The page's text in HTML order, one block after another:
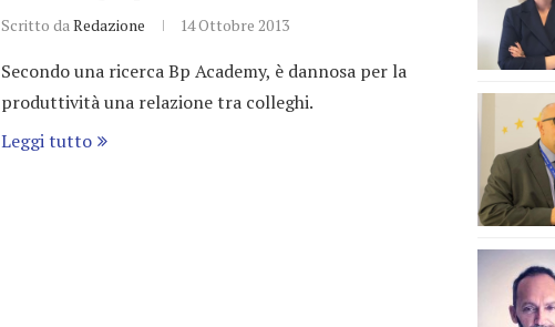
Scritto daRedazione 14 Ottobre 2013
Secondo una ricerca Bp Academy, è dannosa per la
produttività una relazione tra colleghi.
Leggi tutto